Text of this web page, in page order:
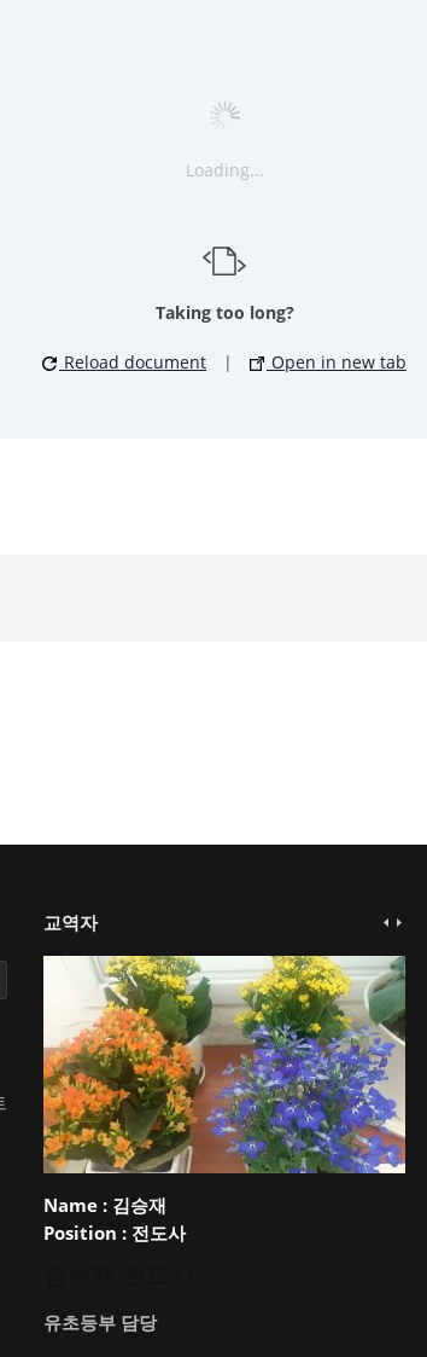
Loading...
Taking too long?
Reload document | Open in new tab
교역자
Name :김승재
Position :전도사
유초등부 담당